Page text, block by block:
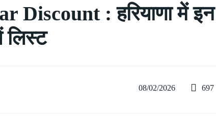
Discount : हरियाणा में इन
लिस्ट
08/02/2026 697